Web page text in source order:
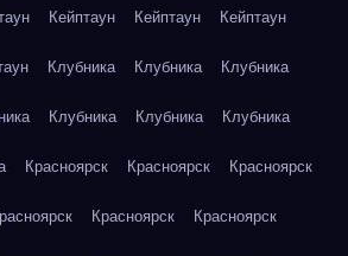
Кейптаун Кейптаун Кейптаун
Клубника Клубника Клубника
Клубника Клубника Клубника
Красноярск Красноярск Красноярск
Красноярск Красноярск